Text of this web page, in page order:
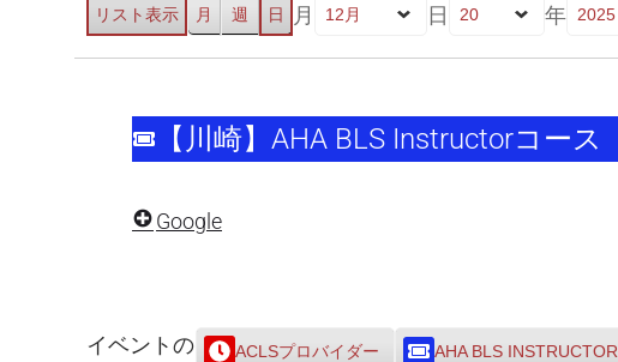
リスト表示 月 週 日 月 日 年
崎】
AHA
Instructor
ス
【川崎】AHA BLS Instructorコース
Google
イベントの
ACLSプロバイダー AHA BLS INSTRUCTOR